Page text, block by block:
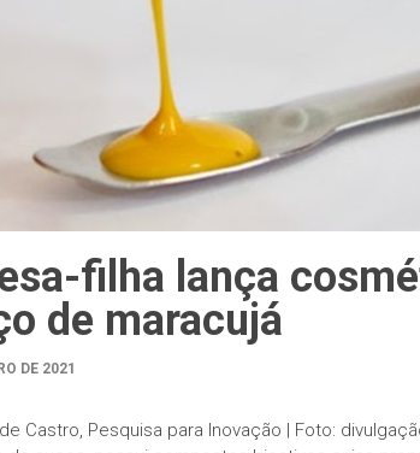
filha lança
de maracujá
DE 2021
Castro, Pesquisa para Inovação | Foto: